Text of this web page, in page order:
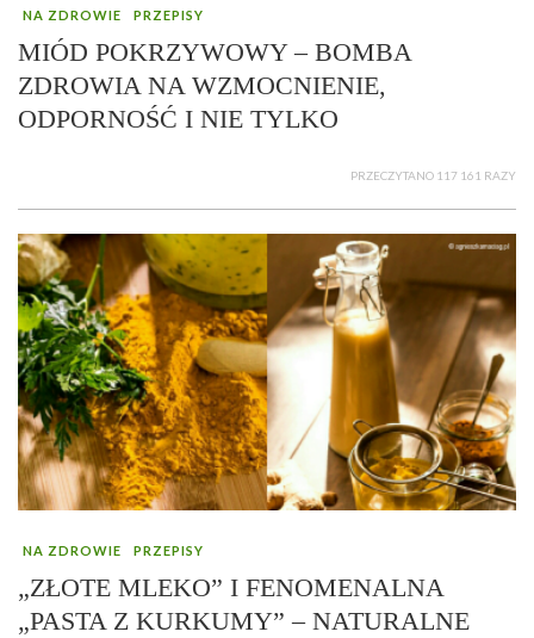
NA ZDROWIE PRZEPISY
MIÓD POKRZYWOWY – BOMBA
ZDROWIA NA WZMOCNIENIE,
ODPORNOŚĆ I NIE TYLKO
PRZECZYTANO 117 161 RAZY
NA ZDROWIE PRZEPISY
„ZŁOTE MLEKO” I FENOMENALNA
„PASTA Z KURKUMY” – NATURALNE